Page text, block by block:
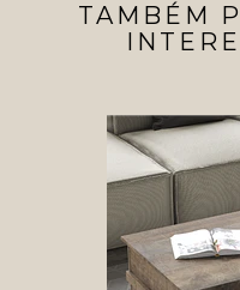
TAMBÉM